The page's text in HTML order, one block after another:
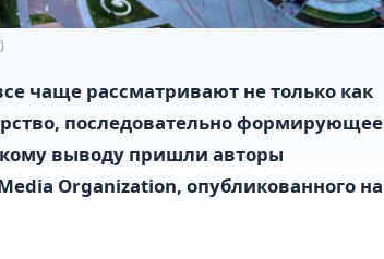
чаще рассматривают не только как
последовательно формирующее
выводу пришли авторы
Organization, опубликованного